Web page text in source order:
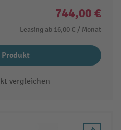
744,00 €
Leasing ab 16,00 € / Monat
Produkt
vergleichen